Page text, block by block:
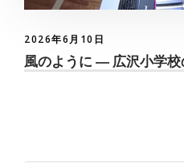
2026年6月10日
風のように ― 広沢小学